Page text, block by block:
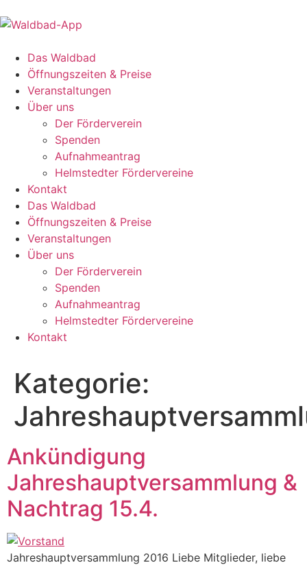
Das Waldbad
Öffnungszeiten & Preise
Veranstaltungen
Über uns
Der Förderverein
Spenden
Aufnahmeantrag
Helmstedter Fördervereine
Kontakt
Das Waldbad
Öffnungszeiten & Preise
Veranstaltungen
Über uns
Der Förderverein
Spenden
Aufnahmeantrag
Helmstedter Fördervereine
Kontakt
Kategorie:
Ankündigung
Jahreshauptversammlung &
Nachtrag 15.4.
Jahreshauptversammlung 2016 Liebe Mitglieder, liebe